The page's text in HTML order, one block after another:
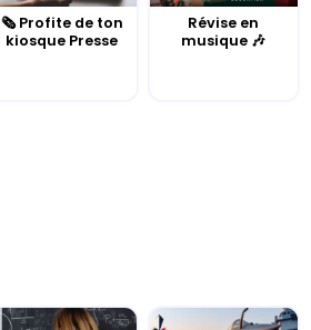
🗞️ Profite de ton
kiosque Presse
Révise en
musique 🎶